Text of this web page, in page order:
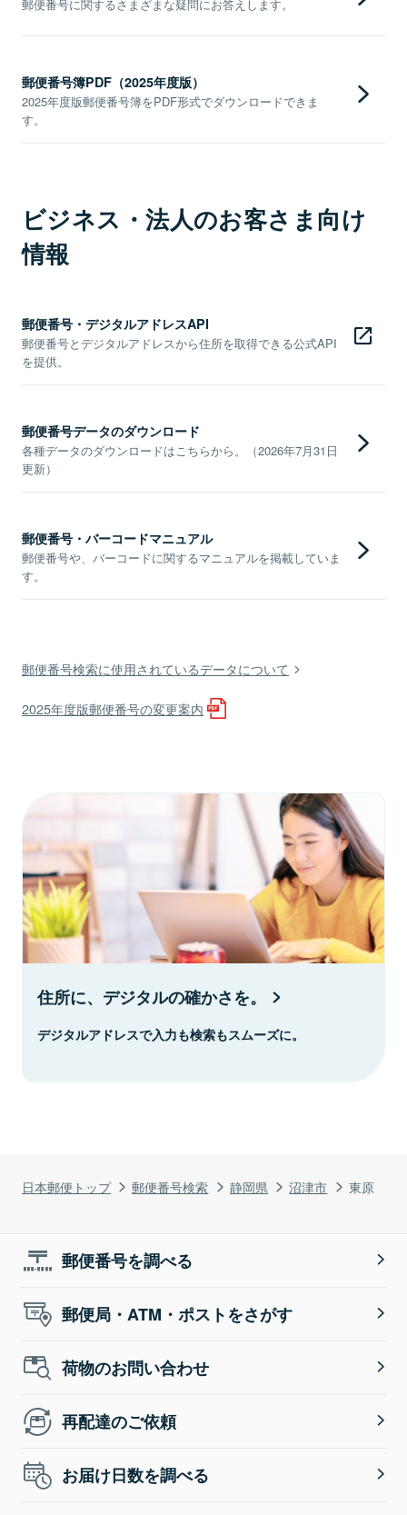
日本郵便トップ 郵便番号検索 静岡県 沼津市 東原
郵便番号に関するさまざまな疑問にお答えします。
郵便番号簿PDF（2025年度版）
2025年度版郵便番号簿をPDF形式でダウンロードできま
す。
ビジネス・法人のお客さま向け
情報
郵便番号・デジタルアドレスAPI
郵便番号とデジタルアドレスから住所を取得できる公式API
を提供。
郵便番号データのダウンロード
各種データのダウンロードはこちらから。（2026年7月31日
更新）
郵便番号・バーコードマニュアル
郵便番号や、バーコードに関するマニュアルを掲載していま
す。
郵便番号検索に使用されているデータについて
2025年度版郵便番号の変更案内
住所に、デジタルの確かさを。
デジタルアドレスで入力も検索もスムーズに。
郵便番号を調べる
郵便局・ATM・ポストをさがす
荷物のお問い合わせ
再配達のご依頼
お届け日数を調べる